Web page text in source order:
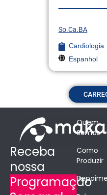
So.Ca.BA
Cardiologia
Espanhol
Receba
nossa
Programação
Quem
Somos
Como
Produzir